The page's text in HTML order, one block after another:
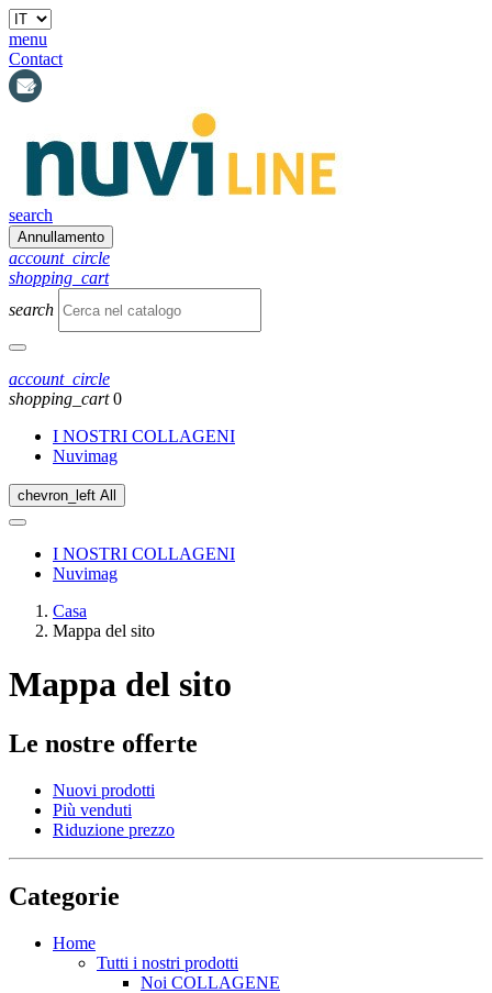
menu
Contact
search
Annullamento
account_circle
shopping_cart
search
account_circle
shopping_cart 0
I NOSTRI COLLAGENI
Nuvimag
chevron_left All
I NOSTRI COLLAGENI
Nuvimag
Casa
Mappa del sito
Mappa del sito
Le nostre offerte
Nuovi prodotti
Più venduti
Riduzione prezzo
Categorie
Home
Tutti i nostri prodotti
Noi COLLAGENE